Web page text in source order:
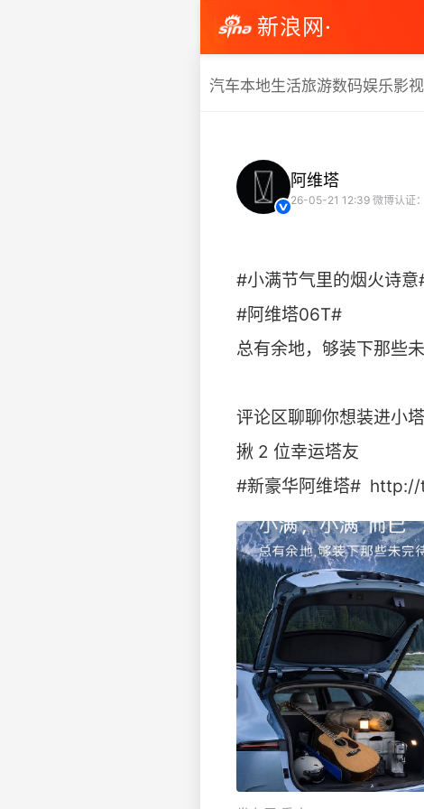
新浪网·
汽车本地生活旅游数码娱乐影视
阿维塔
26-05-21 12:39 微博认证
#小满节气里的烟火诗
#阿维塔06T#
总有余地，够装下那些
评论区聊聊你想装进小
揪 2 位幸运塔友
#新豪华阿维塔#